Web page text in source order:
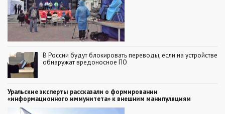
В России будут блокировать переводы, если на устройстве
обнаружат вредоносное ПО
Уральские эксперты рассказали о формировании
«информационного иммунитета» к внешним манипуляциям